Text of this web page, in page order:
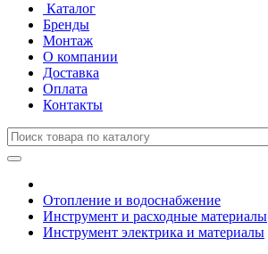
Каталог
Бренды
Монтаж
О компании
Доставка
Оплата
Контакты
Отопление и водоснабжение
Инструмент и расходные материалы
Инструмент электрика и материалы